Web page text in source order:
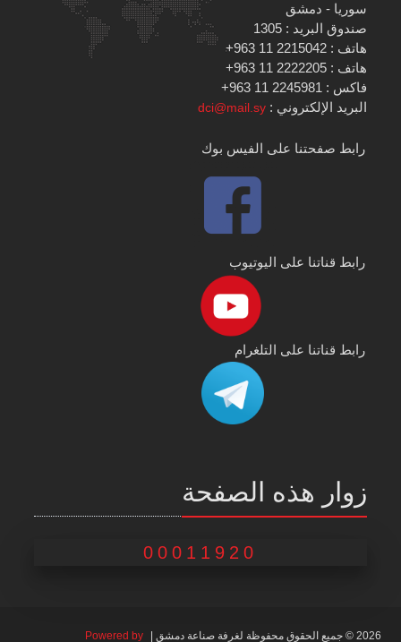
سوريا - دمشق
صندوق البريد : 1305
هاتف : 2215042 11 963+
هاتف : 2222205 11 963+
فاكس : 2245981 11 963+
البريد الإلكتروني :dci@mail.sy
رابط صفحتنا على الفيس بوك
رابط قناتنا على اليوتيوب
رابط قناتنا على التلغرام
زوار هذه الصفحة
00011920
2026 © جميع الحقوق محفوظة لغرفة صناعة دمشق | Powered by